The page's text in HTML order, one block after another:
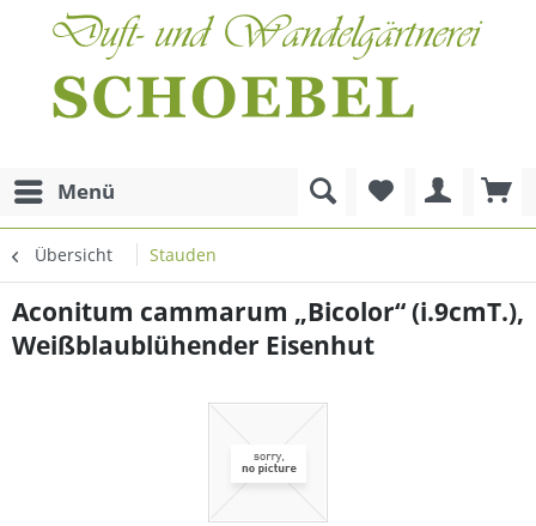
Menü
Übersicht Stauden
Aconitum cammarum „Bicolor“ (i.9cmT.),
Weißblaublühender Eisenhut